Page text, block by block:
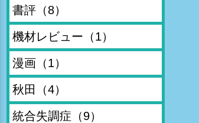
書評（8）
機材レビュー （1）
漫画（1）
秋田 （4）
統合失調症 （9）